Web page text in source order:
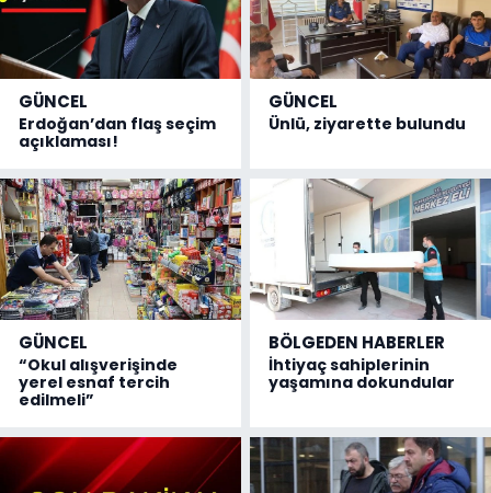
GÜNCEL
Erdoğan’dan flaş seçim
açıklaması!
GÜNCEL
Ünlü, ziyarette bulundu
GÜNCEL
“Okul alışverişinde
yerel esnaf tercih
edilmeli”
BÖLGEDEN HABERLER
İhtiyaç sahiplerinin
yaşamına dokundular